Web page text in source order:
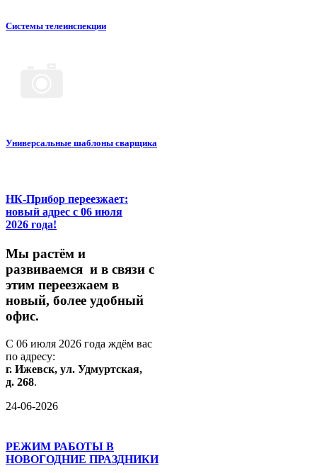
Системы телеинспекции
Универсальные шаблоны сварщика
НК-Прибор переезжает:
новый адрес с 06 июля
2026 года!
Мы растём и
развиваемся и в связи с
этим переезжаем в
новый, более удобный
офис.
С 06 июля 2026 года ждём вас
по адресу:
г. Ижевск, ул. Удмуртская,
д. 268.
24-06-2026
РЕЖИМ РАБОТЫ В
НОВОГОДНИЕ ПРАЗДНИКИ